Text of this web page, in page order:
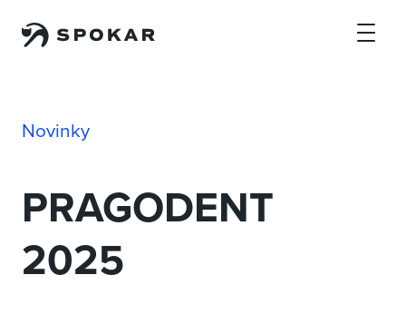
Novinky
PRAGODENT
2025